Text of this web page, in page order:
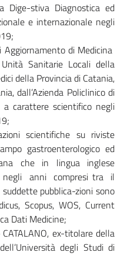
Dige-stiva Diagnostica ed
e internazionale negli
di Medicina
Sanitarie Locali della
della Provincia di Catania,
dall’Azienda Policlinico di
a carattere scientifico negli
scientifiche su riviste
gastroenterologico ed
che in lingua inglese
negli anni compresi tra il
pubblica-zioni sono
Scopus, WOS, Current
Dati Medicine;
ex-titolare della
degli Studi di